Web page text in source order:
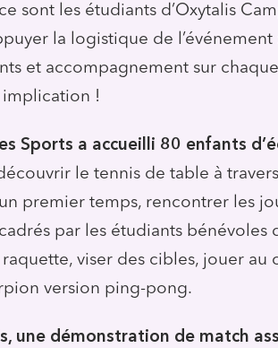
sont les étudiants d’Oxytalis
la logistique de
et accompagnement sur
!
Sports a accueilli 80 enfants
le tennis de table à
premier temps, rencontrer les
par les étudiants bénévoles
viser des cibles, jouer au
version ping-pong.
une démonstration de match